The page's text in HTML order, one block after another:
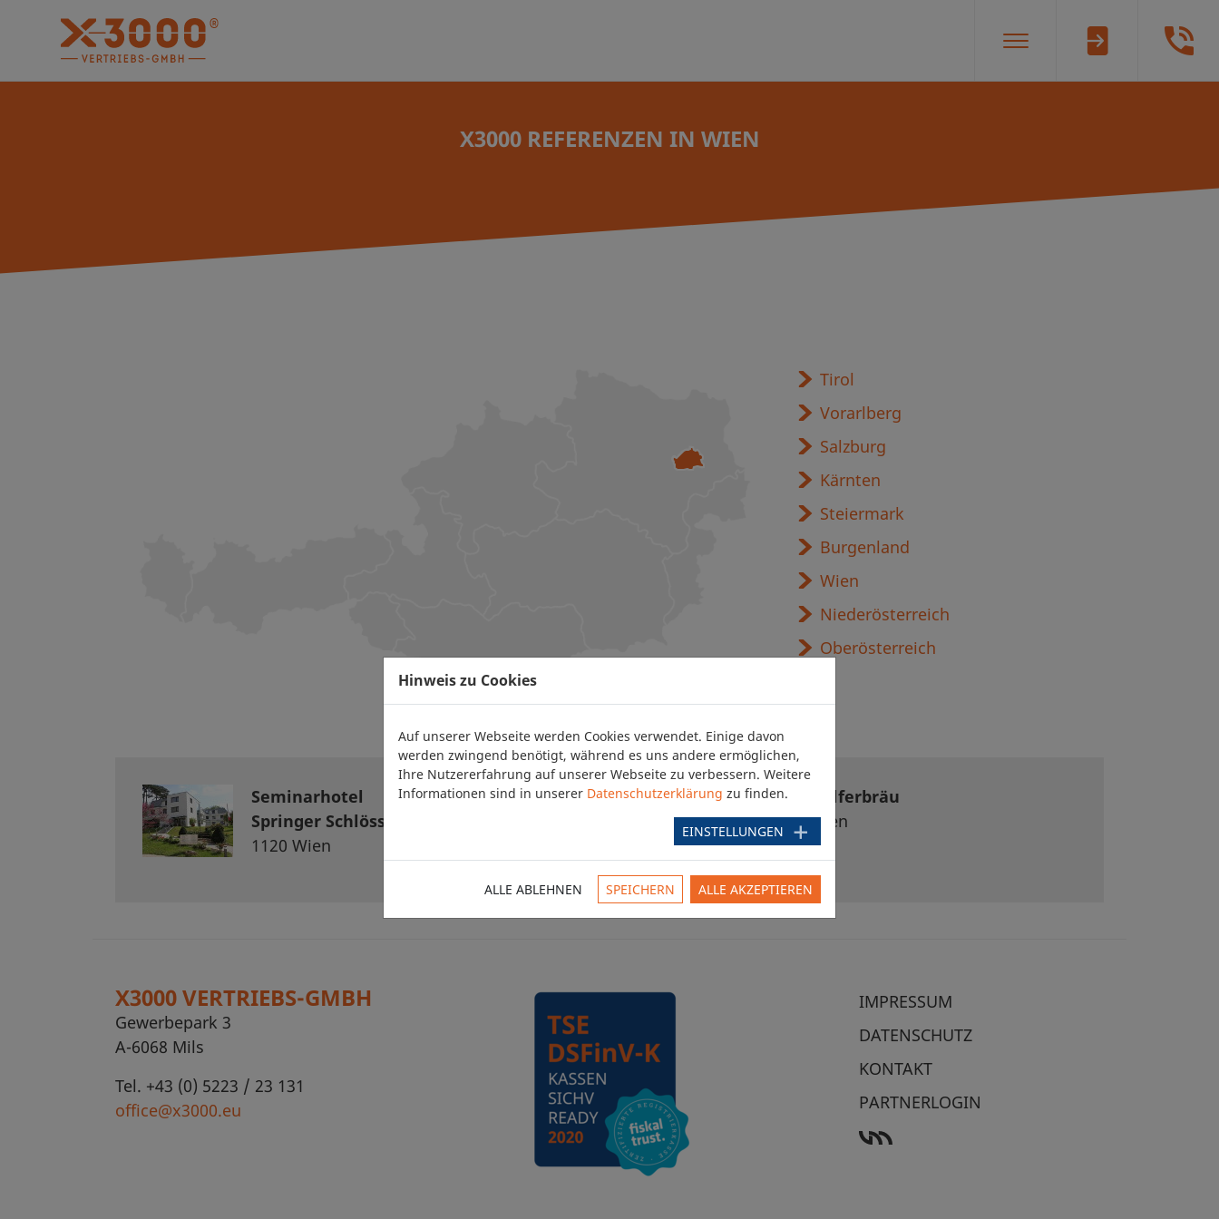
X3000 REFERENZEN IN WIEN
Tirol
Vorarlberg
Salzburg
Kärnten
Steiermark
Burgenland
Wien
Niederösterreich
Oberösterreich
Seminarhotel
Springer Schlössl
1120 Wien
Mariahilferbräu
1150 Wien
X3000 VERTRIEBS-GMBH
Gewerbepark 3
A-6068 Mils
Tel. +43 (0) 5223 / 23 131
office@x3000.eu
IMPRESSUM
DATENSCHUTZ
KONTAKT
PARTNERLOGIN
Hinweis zu Cookies
Auf unserer Webseite werden Cookies verwendet. Einige davon
werden zwingend benötigt, während es uns andere ermöglichen,
Ihre Nutzererfahrung auf unserer Webseite zu verbessern. Weitere
Informationen sind in unserer Datenschutzerklärung zu finden.
EINSTELLUNGEN
ALLE ABLEHNEN SPEICHERN ALLE AKZEPTIEREN